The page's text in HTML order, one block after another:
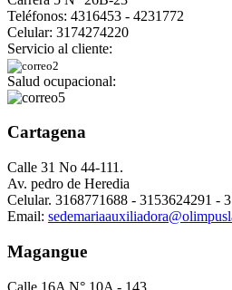
Teléfonos: 4316453 - 4231772
Celular: 3174274220
Servicio al cliente:
Salud ocupacional:
Cartagena
Calle 31 No 44-111.
Av. pedro de Heredia
Celular. 3168771688 - 3153624291 -
Email:
Magangue
Calle 16A N° 10A - 143.